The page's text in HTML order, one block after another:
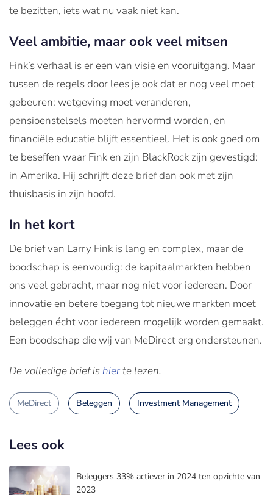
te bezitten, iets wat nu vaak niet kan.
Veel ambitie, maar ook veel mitsen
Fink’s verhaal is er een van visie en vooruitgang. Maar
tussen de regels door lees je ook dat er nog veel moet
gebeuren: wetgeving moet veranderen,
pensioenstelsels moeten hervormd worden, en
financiële educatie blijft essentieel. Het is ook goed om
te beseffen waar Fink en zijn BlackRock zijn gevestigd:
in Amerika. Hij schrijft deze brief dan ook met zijn
thuisbasis in zijn hoofd.
In het kort
De brief van Larry Fink is lang en complex, maar de
boodschap is eenvoudig: de kapitaalmarkten hebben
ons veel gebracht, maar nog niet voor iedereen. Door
innovatie en betere toegang tot nieuwe markten moet
beleggen écht voor iedereen mogelijk worden gemaakt.
Een boodschap die wij van MeDirect erg ondersteunen.
De volledige brief ishierte lezen.
MeDirect Beleggen Investment Management
Lees ook
Beleggers 33% actiever in 2024 ten opzichte van
2023